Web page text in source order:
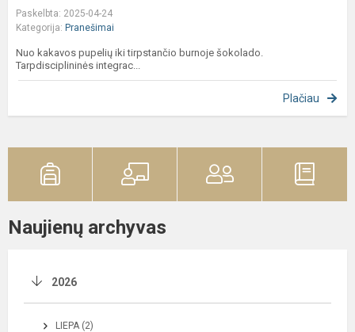
Paskelbta: 2025-04-24
Kategorija: Pranešimai
Nuo kakavos pupelių iki tirpstančio burnoje šokolado.
Tarpdisciplininės integrac...
Plačiau
Naujienų archyvas
2026
LIEPA (2)